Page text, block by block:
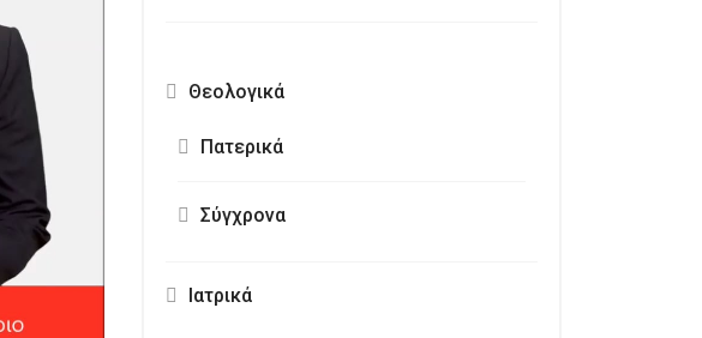
Θεολογικά
Πατερικά
Σύγχρονα
Ιατρικά